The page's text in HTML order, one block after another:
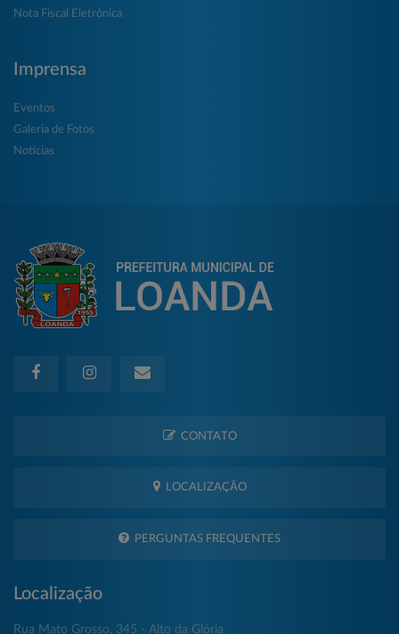
Nota Fiscal Eletrônica
Imprensa
Eventos
Galeria de Fotos
Notícias
CONTATO
LOCALIZAÇÃO
PERGUNTAS FREQUENTES
Localização
Rua Mato Grosso, 345 - Alto da Glória